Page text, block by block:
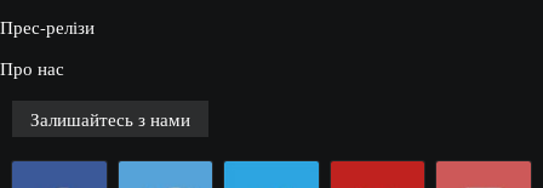
Прес-релізи
Про нас
Залишайтесь з нами